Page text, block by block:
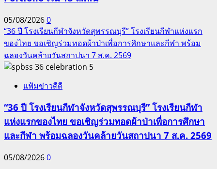
05/08/20260
“36 ปี โรงเรียนกีฬาจังหวัดสุพรรณบุรี” โรงเรียนกีฬาแห่งแรก
ของไทย ขอเชิญร่วมทอดผ้าป่าเพื่อการศึกษาและกีฬา พร้อม
ฉลองวันคล้ายวันสถาปนา 7 ส.ค. 2569
5
แฟ้มข่าวดีดี
“36 ปี โรงเรียนกีฬาจังหวัดสุพรรณบุรี” โรงเรียนกีฬา
แห่งแรกของไทย ขอเชิญร่วมทอดผ้าป่าเพื่อการศึกษา
และกีฬา พร้อมฉลองวันคล้ายวันสถาปนา 7 ส.ค. 2569
05/08/20260